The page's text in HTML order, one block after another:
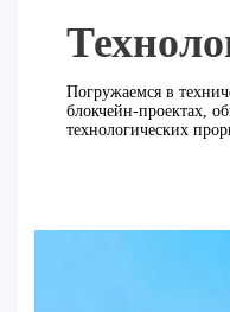
Погружаемся в
блокчейн-проектах,
технологических